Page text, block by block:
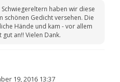
haben wir diese
schönen Gedicht versehen. Die
Hände und kam - vor allem
an!! Vielen Dank.
19, 2016 13:37